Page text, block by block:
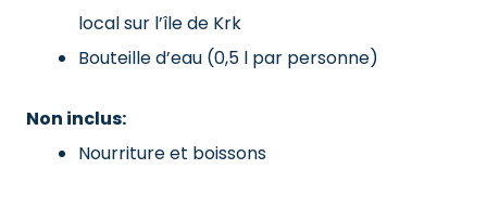
local sur l’île de Krk
Bouteille d’eau (0,5 l par personne)
Non inclus:
Nourriture et boissons